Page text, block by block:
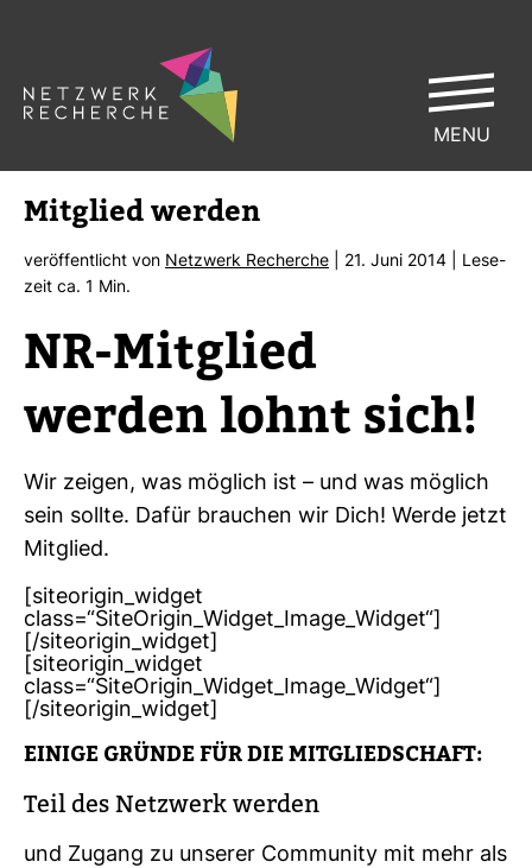
Mit­glied werden
ver­öf­fent­licht von Netz­werk Recherche | 21. Juni 2014 | Lese­
zeit ca. 1 Min.
NR-​Mit­glied
werden lohnt sich!
Wir zeigen, was mög­lich ist – und was mög­lich
sein sollte. Dafür brau­chen wir Dich! Werde jetzt
Mit­glied.
[siteorigin_widget
class=“SiteOrigin_Widget_Image_Widget“]
[/siteorigin_widget]
[siteorigin_widget
class=“SiteOrigin_Widget_Image_Widget“]
[/siteorigin_widget]
EINIGE GRÜNDE FÜR DIE MIT­GLIED­SCHAFT:
Teil des Netz­werk werden
und Zugang zu unserer Com­mu­nity mit mehr als
MENU